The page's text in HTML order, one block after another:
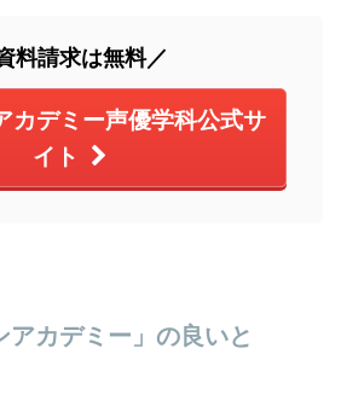
料請求は無料／
カデミー声優学科公式サ
イト
アカデミー」の良いと